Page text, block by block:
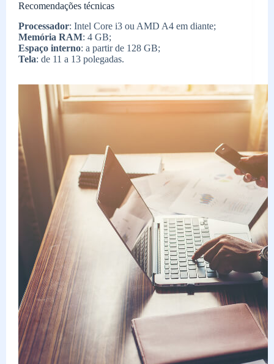
Recomendações técnicas
Processador: Intel Core i3 ou AMD A4 em diante;
Memória RAM: 4 GB;
Espaço interno: a partir de 128 GB;
Tela: de 11 a 13 polegadas.